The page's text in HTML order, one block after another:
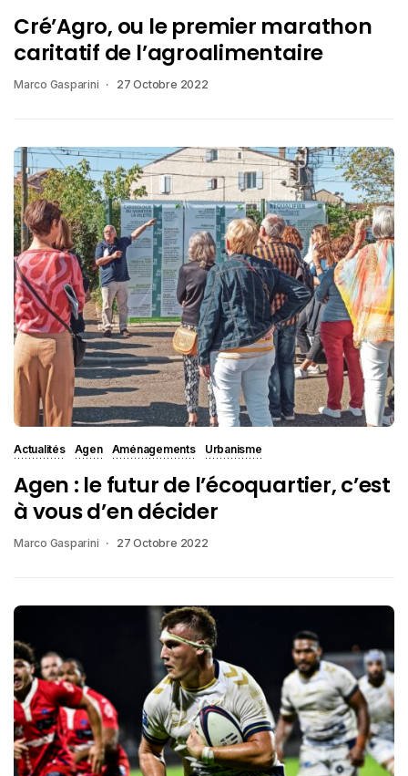
Cré’Agro, ou le premier marathon
caritatif de l’agroalimentaire
Marco Gasparini 27 Octobre 2022
Actualités Agen Aménagements Urbanisme
Agen : le futur de l’écoquartier, c’est
à vous d’en décider
Marco Gasparini 27 Octobre 2022